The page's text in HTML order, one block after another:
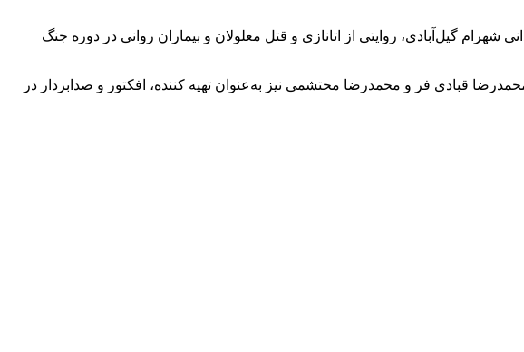
گیل‌آبادی، روایتی از اتانازی و قتل معلولان و بیماران روانی در دوره جنگ
قبادی فر و محمدرضا محتشمی نیز به‌عنوان تهیه کننده، افکتور و صدابردار در